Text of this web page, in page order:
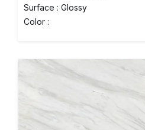
Surface : Glossy
Color :